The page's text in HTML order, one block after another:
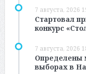
7 августа, 2026
Стартовал
конкурс
7 августа, 2026
Определены
выборах в